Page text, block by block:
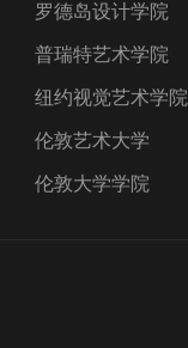
罗德岛设计学院
普瑞特艺术学院
纽约视觉艺术学院
伦敦艺术大学
伦敦大学学院